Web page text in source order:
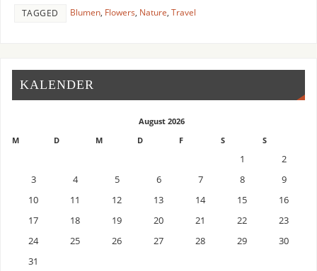
TAGGED Blumen, Flowers, Nature, Travel
KALENDER
August 2026
M
D M D F S S
1
2
3
4 5 6 7 8
9
10
11 12 13 14 15
16
17
18 19 20 21 22
23
24
25 26 27 28 29
30
31